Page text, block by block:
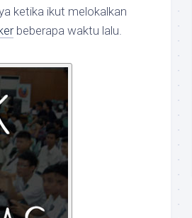
ketika ikut melokalkan
beberapa waktu lalu.